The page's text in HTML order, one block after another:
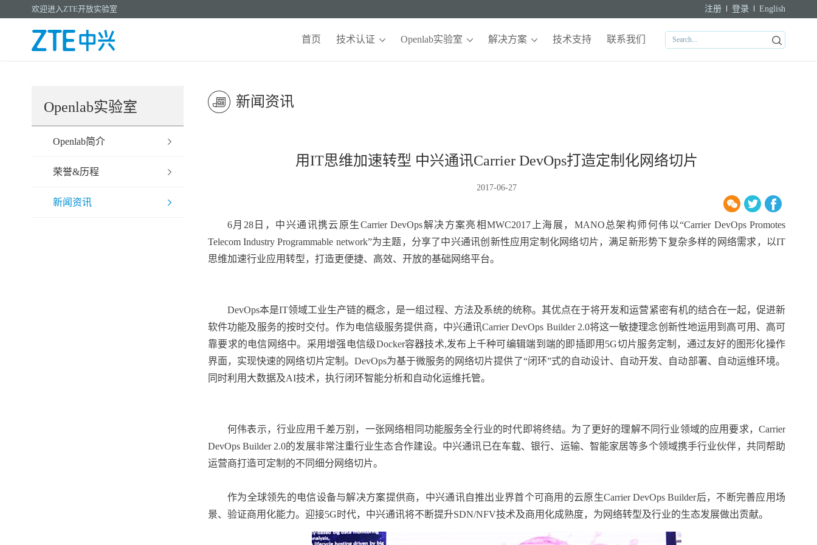
欢迎进入ZTE开放实验室 注册 登录 English
首页 技术认证 Openlab实验室 解决方案 技术支持 联系我们
Openlab实验室
Openlab简介
荣誉&历程
新闻资讯
新闻资讯
用IT思维加速转型 中兴通讯Carrier DevOps打造定制化网络切片
2017-06-27
6月28日，中兴通讯携云原生Carrier DevOps解决方案亮相MWC2017上海展，MANO总架构师何伟以“Carrier DevOps Promotes
Telecom Industry Programmable network”为主题，分享了中兴通讯创新性应用定制化网络切片，满足新形势下复杂多样的网络需求，以IT
思维加速行业应用转型，打造更便捷、高效、开放的基础网络平台。
DevOps本是IT领域工业生产链的概念，是一组过程、方法及系统的统称。其优点在于将开发和运营紧密有机的结合在一起，促进新
软件功能及服务的按时交付。作为电信级服务提供商，中兴通讯Carrier DevOps Builder 2.0将这一敏捷理念创新性地运用到高可用、高可
靠要求的电信网络中。采用增强电信级Docker容器技术,发布上千种可编辑端到端的即插即用5G切片服务定制，通过友好的图形化操作
界面，实现快速的网络切片定制。DevOps为基于微服务的网络切片提供了“闭环”式的自动设计、自动开发、自动部署、自动运维环境。
同时利用大数据及AI技术，执行闭环智能分析和自动化运维托管。
何伟表示，行业应用千差万别，一张网络相同功能服务全行业的时代即将终结。为了更好的理解不同行业领域的应用要求，Carrier
DevOps Builder 2.0的发展非常注重行业生态合作建设。中兴通讯已在车载、银行、运输、智能家居等多个领域携手行业伙伴，共同帮助
运营商打造可定制的不同细分网络切片。
作为全球领先的电信设备与解决方案提供商，中兴通讯自推出业界首个可商用的云原生Carrier DevOps Builder后，不断完善应用场
景、验证商用化能力。迎接5G时代，中兴通讯将不断提升SDN/NFV技术及商用化成熟度，为网络转型及行业的生态发展做出贡献。